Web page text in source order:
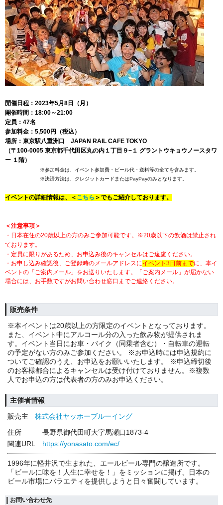
開催日程：2023年5月8日（月）
開催時間：18:00～21:00
定員：47名
参加料金：5,500円（税込）
場所：東京駅八重洲口　JAPAN RAIL CAFE TOKYO
（〒100-0005 東京都千代田区丸の内１丁目９−１ グラントウキョウノースタワ
ー １階）
※参加料金は、イベント参加費・ビール代・送料等の全てを含みます。
※決済方法は、クレジットカードまたはPayPayのみとなります。
イベントの詳細情報は、＜ こちら ＞でもご紹介しております。
＜注意事項＞
・日本在住の20歳以上の方のみご参加可能です。※20歳以下の飲酒は禁止され
ております。
・定員に限りがあるため、お申込み後のキャンセルはご遠慮ください。
・お申し込み確認後、ご登録時のメールアドレスにイベント3日前までに、本イ
ベントの「ご案内メール」をお送りいたします。
「ご案内メール」が届かない
場合には、お手数ですがお問い合わせ窓口までご連絡ください。
販売条件
※本イベントは20歳以上の方限定のイベントとなっております。
また、イベント中にアルコール分の入った飲み物が提供されま
す。イベント当日にお車・バイク（同乗者含む）・自転車の運転
の予定がない方のみご参加ください。 ※お申込時には申込規約に
ついてご確認のうえ、お申込をお願いいたします。 ※申込締切後
のお客様都合によるキャンセルは受け付けておりません。※複数
人でお申込の方は代表者の方のみお申込ください。
主催者情報
販売主
株式会社ヤッホーブルーイング
住所
長野県御代田町大字馬瀬口1873-4
関連URL
https://yonasato.com/ec/
1996年に軽井沢で生まれた、エールビール専門の醸造所です。
「ビールに味を！人生に幸せを！」をミッションに掲げ、日本の
ビール市場にバラエティを提供しようと日々奮闘しています。
お問い合わせ先